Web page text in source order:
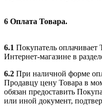
6 Оплата Товара.
6.1 Покупатель
Интернет-магазине в
6.2 При наличной форме
Продавцу цену Товара в
обязан предоставить
или иной документ,